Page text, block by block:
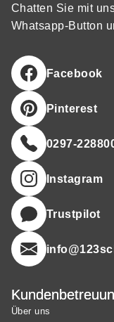
Chatten Sie mit
Whatsapp-Button
Facebook
Pinterest
0297-
Instagram
Trustpilot
Über uns